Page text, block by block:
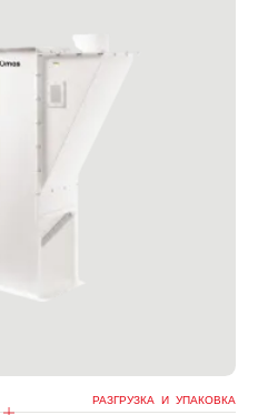
РАЗГРУЗКА И УПАКОВКА